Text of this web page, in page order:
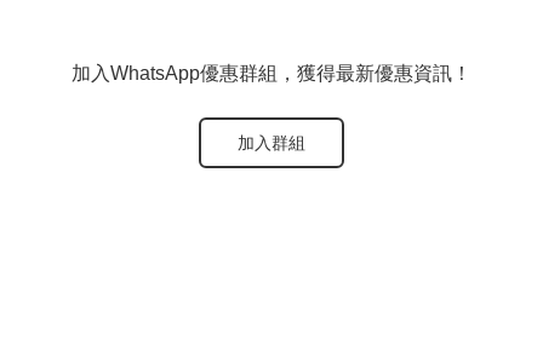
加入WhatsApp優惠群組，獲得最新優惠資訊！
加入群組